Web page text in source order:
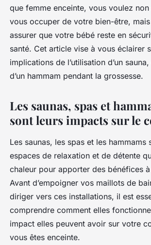
Léana•10 mars 2024•7 min de lecture
que femme enceinte, vous voulez non
vous occuper de votre bien-être,
assurer que votre bébé reste en
santé. Cet article vise à vous éclairer
implications de l’utilisation d’un sauna,
d’un hammam pendant la grossesse.
Les saunas, spas et
sont leurs impacts sur le
Les saunas, les spas et les hammams
espaces de relaxation et de détente
chaleur pour apporter des bénéfices
Avant d’empoigner vos maillots de
diriger vers ces installations, il est
comprendre comment elles
impact elles peuvent avoir sur votre
vous êtes enceinte.